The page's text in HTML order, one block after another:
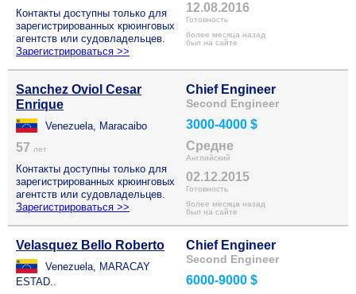
Контакты доступны только для
зарегистрированных крюинговых
агентств или судовладельцев.
Зарегистрироваться >>
12.08.2016
Готовность
более месяца назад
был на сайте
Sanchez Oviol Cesar
Enrique
Venezuela, Maracaibo
57 лет
Контакты доступны только для
зарегистрированных крюинговых
агентств или судовладельцев.
Зарегистрироваться >>
Chief Engineer
Second Engineer
3000-4000 $
Средне
Английский
02.12.2015
Готовность
более месяца назад
был на сайте
Velasquez Bello Roberto
Venezuela, MARACAY
ESTAD..
Chief Engineer
Second Engineer
6000-9000 $